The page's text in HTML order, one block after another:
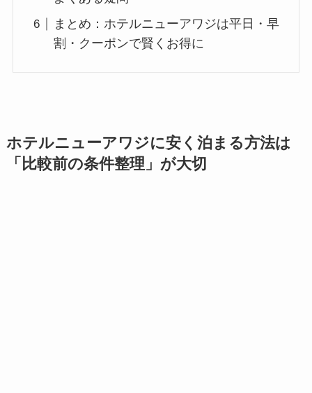
まとめ：ホテルニューアワジは平日・早
割・クーポンで賢くお得に
ホテルニューアワジに安く泊まる方法は
「比較前の条件整理」が大切